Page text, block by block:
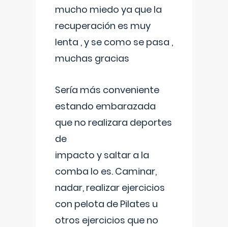
mucho miedo ya que la
recuperación es muy
lenta , y se como se pasa ,
muchas gracias
Sería más conveniente
estando embarazada
que no realizara deportes
de
impacto y saltar a la
comba lo es. Caminar,
nadar, realizar ejercicios
con pelota de Pilates u
otros ejercicios que no